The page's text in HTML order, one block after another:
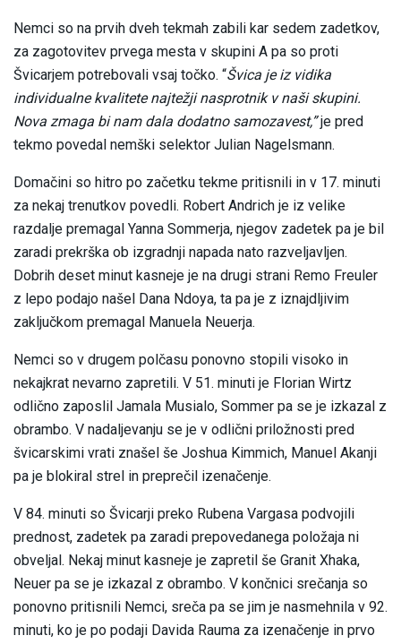
Nemci so na prvih dveh tekmah zabili kar sedem zadetkov,
za zagotovitev prvega mesta v skupini A pa so proti
Švicarjem potrebovali vsaj točko. “Švica je iz vidika
individualne kvalitete najtežji nasprotnik v naši skupini.
Nova zmaga bi nam dala dodatno samozavest,”je pred
tekmo povedal nemški selektor Julian Nagelsmann.
Domačini so hitro po začetku tekme pritisnili in v 17. minuti
za nekaj trenutkov povedli. Robert Andrich je iz velike
razdalje premagal Yanna Sommerja, njegov zadetek pa je bil
zaradi prekrška ob izgradnji napada nato razveljavljen.
Dobrih deset minut kasneje je na drugi strani Remo Freuler
z lepo podajo našel Dana Ndoya, ta pa je z iznajdljivim
zaključkom premagal Manuela Neuerja.
Nemci so v drugem polčasu ponovno stopili visoko in
nekajkrat nevarno zapretili. V 51. minuti je Florian Wirtz
odlično zaposlil Jamala Musialo, Sommer pa se je izkazal z
obrambo. V nadaljevanju se je v odlični priložnosti pred
švicarskimi vrati znašel še Joshua Kimmich, Manuel Akanji
pa je blokiral strel in preprečil izenačenje.
V 84. minuti so Švicarji preko Rubena Vargasa podvojili
prednost, zadetek pa zaradi prepovedanega položaja ni
obveljal. Nekaj minut kasneje je zapretil še Granit Xhaka,
Neuer pa se je izkazal z obrambo. V končnici srečanja so
ponovno pritisnili Nemci, sreča pa se jim je nasmehnila v 92.
minuti, ko je po podaji Davida Rauma za izenačenje in prvo